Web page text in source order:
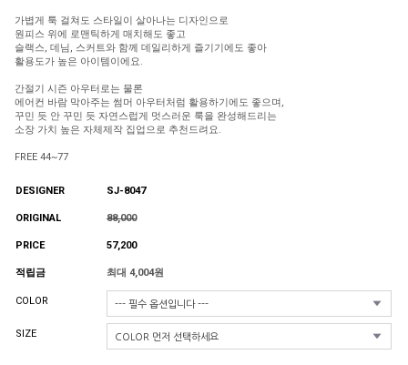
가볍게 툭 걸쳐도 스타일이 살아나는 디자인으로
원피스 위에 로맨틱하게 매치해도 좋고
슬랙스, 데님, 스커트와 함께 데일리하게 즐기기에도 좋아
활용도가 높은 아이템이에요.
간절기 시즌 아우터로는 물론
에어컨 바람 막아주는 썸머 아우터처럼 활용하기에도 좋으며,
꾸민 듯 안 꾸민 듯 자연스럽게 멋스러운 룩을 완성해드리는
소장 가치 높은 자체제작 집업으로 추천드려요.
FREE 44~77
DESIGNER SJ-8047
ORIGINAL 88,000
PRICE 57,200
적립금 최대 4,004원
COLOR
SIZE